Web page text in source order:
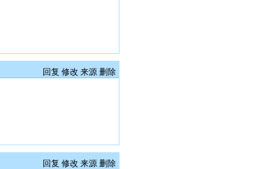
回复 修改 来源 删除
回复 修改 来源 删除